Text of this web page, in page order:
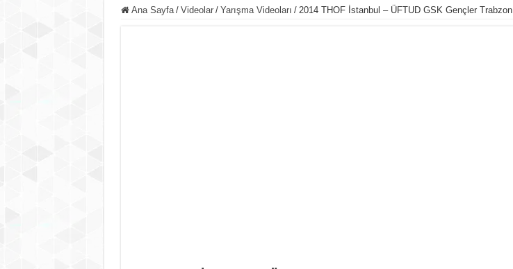
Ana Sayfa / Videolar / Yarışma Videoları / 2014 THOF İstanbul – ÜFTUD GSK Gençler Trabzon